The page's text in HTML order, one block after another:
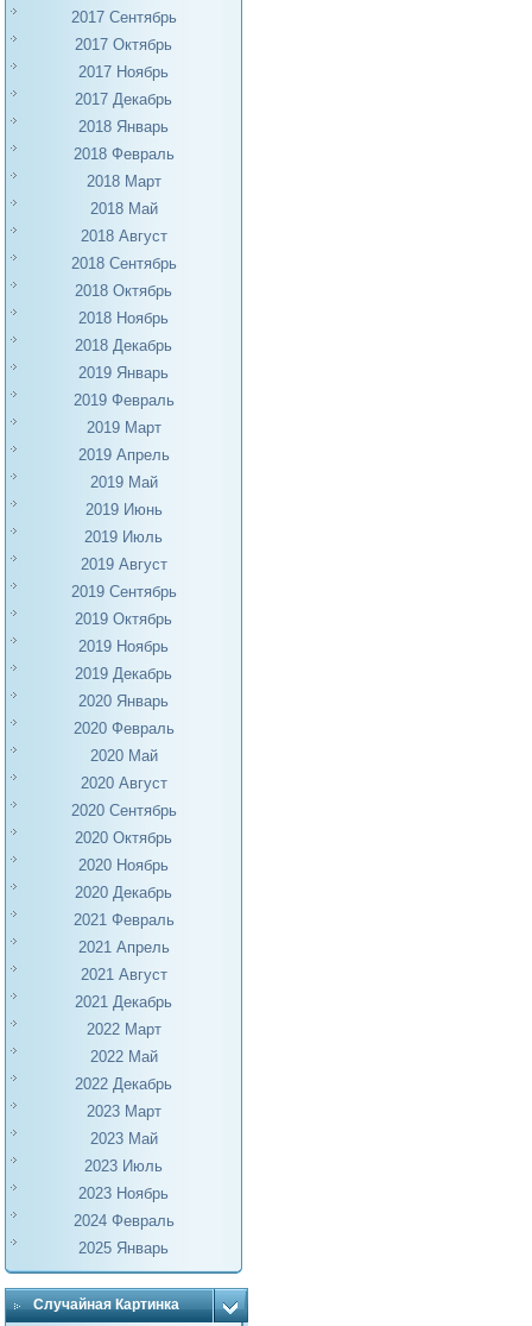
2017 Сентябрь
2017 Октябрь
2017 Ноябрь
2017 Декабрь
2018 Январь
2018 Февраль
2018 Март
2018 Май
2018 Август
2018 Сентябрь
2018 Октябрь
2018 Ноябрь
2018 Декабрь
2019 Январь
2019 Февраль
2019 Март
2019 Апрель
2019 Май
2019 Июнь
2019 Июль
2019 Август
2019 Сентябрь
2019 Октябрь
2019 Ноябрь
2019 Декабрь
2020 Январь
2020 Февраль
2020 Май
2020 Август
2020 Сентябрь
2020 Октябрь
2020 Ноябрь
2020 Декабрь
2021 Февраль
2021 Апрель
2021 Август
2021 Декабрь
2022 Март
2022 Май
2022 Декабрь
2023 Март
2023 Май
2023 Июль
2023 Ноябрь
2024 Февраль
2025 Январь
Случайная Картинка